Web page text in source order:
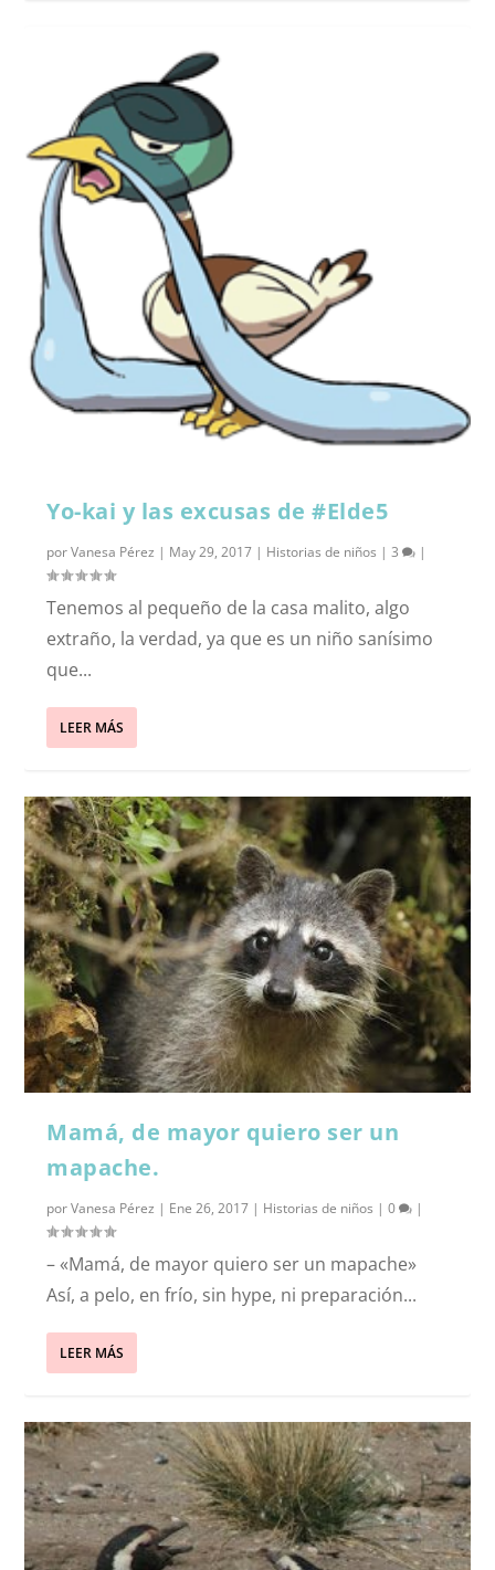
Yo-kai y las excusas de #Elde5
porVanesa Pérez | May 29, 2017 | Historias de niños |3 |
Tenemos al pequeño de la casa malito, algo
extraño, la verdad, ya que es un niño sanísimo
que...
LEER MÁS
Mamá, de mayor quiero ser un
mapache.
porVanesa Pérez | Ene 26, 2017 | Historias de niños |0 |
– «Mamá, de mayor quiero ser un mapache»
Así, a pelo, en frío, sin hype, ni preparación...
LEER MÁS